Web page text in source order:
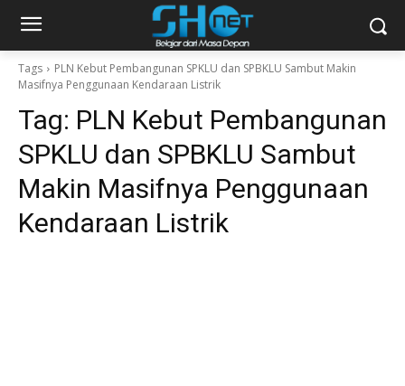
Tags
PLN Kebut Pembangunan SPKLU dan SPBKLU Sambut Makin
Masifnya Penggunaan Kendaraan Listrik
Tag: PLN Kebut Pembangunan
SPKLU dan SPBKLU Sambut
Makin Masifnya Penggunaan
Kendaraan Listrik